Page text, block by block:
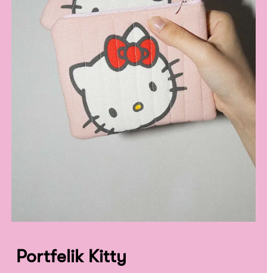
Portfelik Kitty